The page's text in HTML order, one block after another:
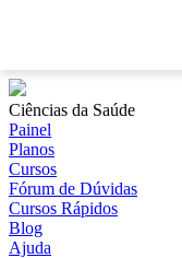
Ciências da Saúde
Painel
Planos
Cursos
Fórum de Dúvidas
Cursos Rápidos
Blog
Ajuda